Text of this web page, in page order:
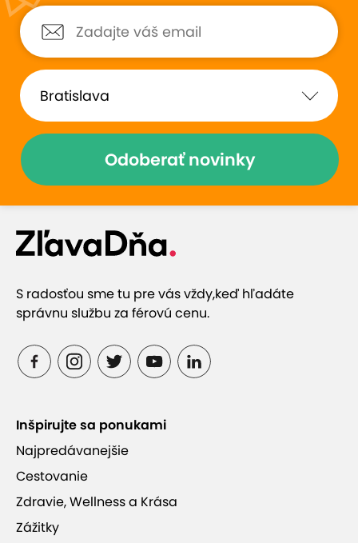
Odoberať novinky
S radosťou sme tu pre vás vždy,keď hľadáte
správnu službu za férovú cenu.
Inšpirujte sa ponukami
Najpredávanejšie
Cestovanie
Zdravie, Wellness a Krása
Zážitky